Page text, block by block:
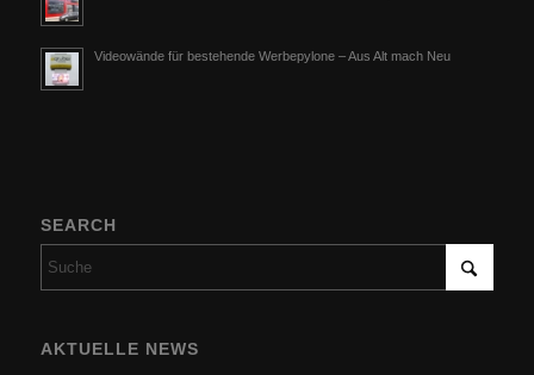
Videowände für bestehende Werbepylone – Aus Alt mach Neu
SEARCH
AKTUELLE NEWS